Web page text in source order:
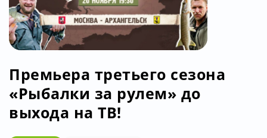
Премьера третьего сезона
«Рыбалки за рулем» до
выхода на ТВ!